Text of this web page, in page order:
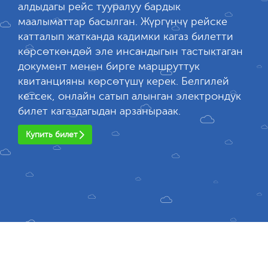
алдыдагы рейс тууралуу бардык
маалыматтар басылган. Жүргүнчү рейске
катталып жатканда кадимки кагаз билетти
көрсөткөндөй эле инсандыгын тастыктаган
документ менен бирге маршруттук
квитанцияны көрсөтүшү керек. Белгилей
кетсек, онлайн сатып алынган электрондук
билет кагаздагыдан арзаныраак.
Купить билет